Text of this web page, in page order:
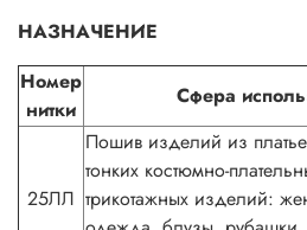
НАЗНАЧЕНИЕ
Номер
нитки
Сфера
25ЛЛ
Пошив изделий из
тонких костюмно-
трикотажных изделий: